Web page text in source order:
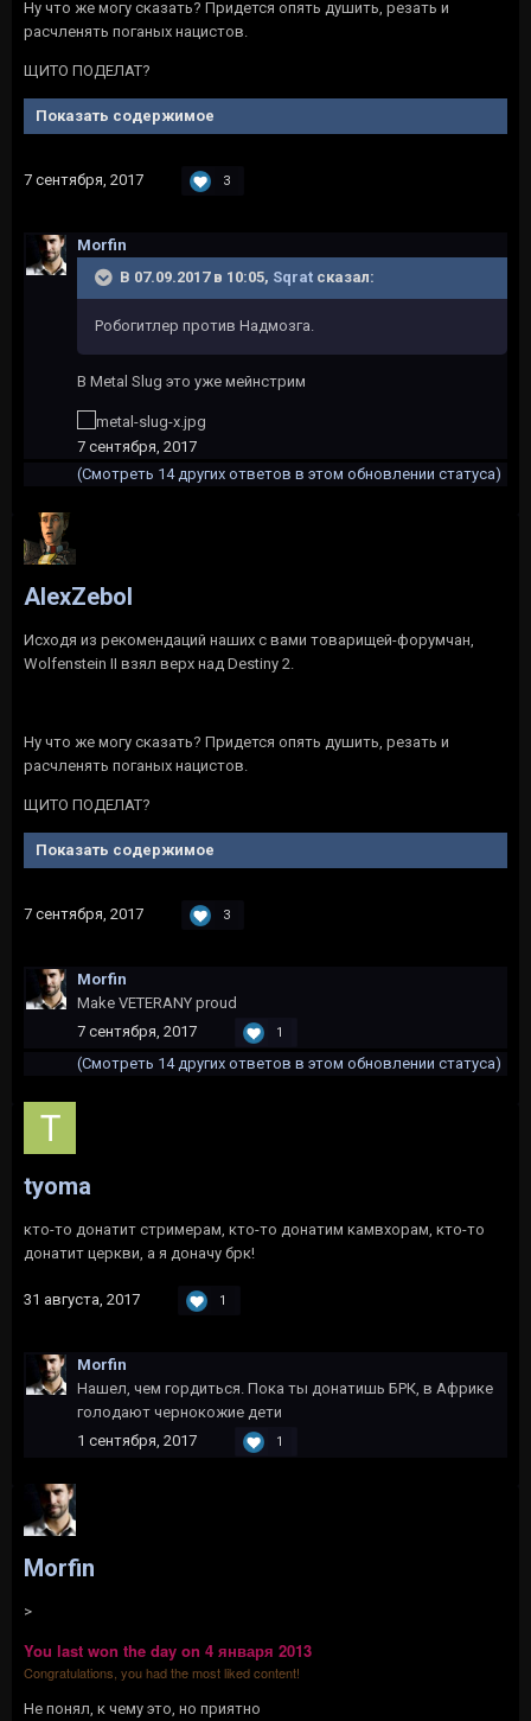
Ну что же могу сказать? Придется опять душить, резать и
расчленять поганых нацистов.
ЩИТО ПОДЕЛАТ?
Показать содержимое
7 сентября, 2017 3
Morfin
В 07.09.2017 в 10:05, Sqrat сказал:
Робогитлер против Надмозга.
В Metal Slug это уже мейнстрим
7 сентября, 2017
(Смотреть 14 других ответов в этом обновлении статуса)
AlexZebol
Исходя из рекомендаций наших с вами товарищей-форумчан,
Wolfenstein II взял верх над Destiny 2.
Ну что же могу сказать? Придется опять душить, резать и
расчленять поганых нацистов.
ЩИТО ПОДЕЛАТ?
Показать содержимое
7 сентября, 2017 3
Morfin
Make VETERANY proud
7 сентября, 2017
1
(Смотреть 14 других ответов в этом обновлении статуса)
tyoma
кто-то донатит стримерам, кто-то донатим камвхорам, кто-то
донатит церкви, а я доначу брк!
31 августа, 2017 1
Morfin
Нашел, чем гордиться. Пока ты донатишь БРК, в Африке
голодают чернокожие дети
1 сентября, 2017
1
Morfin
>
You last won the day on 4 января 2013
Congratulations, you had the most liked content!
Не понял, к чему это, но приятно